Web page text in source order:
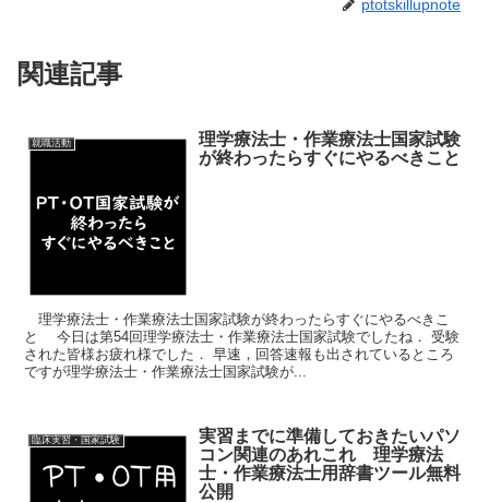
き
ま
す
ptotskillupnote
関連記事
就職活動
理学療法士・作業療法士国家試験
が終わったらすぐにやるべきこと
理学療法士・作業療法士国家試験が終わったらすぐにやるべきこ
と 今日は第54回理学療法士・作業療法士国家試験でしたね． 受験
された皆様お疲れ様でした． 早速，回答速報も出されているところ
ですが理学療法士・作業療法士国家試験が...
臨床実習・国家試験
実習までに準備しておきたいパソ
コン関連のあれこれ 理学療法
士・作業療法士用辞書ツール無料
公開